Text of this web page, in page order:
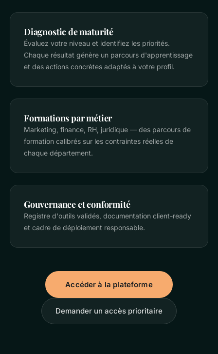
Diagnostic de maturité
Évaluez votre niveau et identifiez les priorités.
Chaque résultat génère un parcours d'apprentissage
et des actions concrètes adaptés à votre profil.
Formations par métier
Marketing, finance, RH, juridique — des parcours de
formation calibrés sur les contraintes réelles de
chaque département.
Gouvernance et conformité
Registre d'outils validés, documentation client-ready
et cadre de déploiement responsable.
Accéder à la plateforme
Demander un accès prioritaire